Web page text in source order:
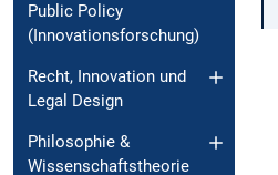
Public Policy
(Innovationsforschung)
Recht, Innovation und
Legal Design
Philosophie &
Wissenschaftstheorie